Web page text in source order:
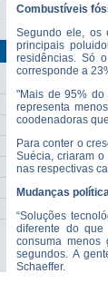
Combustíveis
Segundo ele, os
principais
residências. Só
corresponde a
"Mais de 95% do
representa
coodenadoras
Para conter o
Suécia, criaram
nas respectivas
Mudanças
“Soluções
diferente do que
consuma
segundos. A
Schaeffer.